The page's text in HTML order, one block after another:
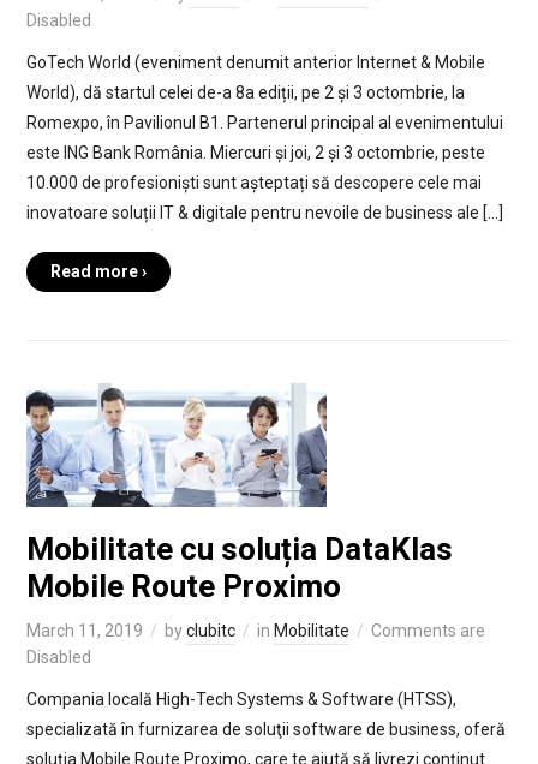
Disabled
GoTech World (eveniment denumit anterior Internet & Mobile
World), dă startul celei de-a 8a ediții, pe 2 și 3 octombrie, la
Romexpo, în Pavilionul B1. Partenerul principal al evenimentului
este ING Bank România. Miercuri și joi, 2 și 3 octombrie, peste
10.000 de profesioniști sunt așteptați să descopere cele mai
inovatoare soluții IT & digitale pentru nevoile de business ale […]
Read more ›
Mobilitate cu soluția DataKlas
Mobile Route Proximo
March 11, 2019 byclubitc in Mobilitate
Comments are
Disabled
Compania locală High-Tech Systems & Software (HTSS),
specializată în furnizarea de soluţii software de business, oferă
soluţia Mobile Route Proximo, care te ajută să livrezi conținut